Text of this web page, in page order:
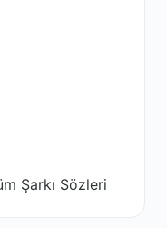
Şarkı Sözleri